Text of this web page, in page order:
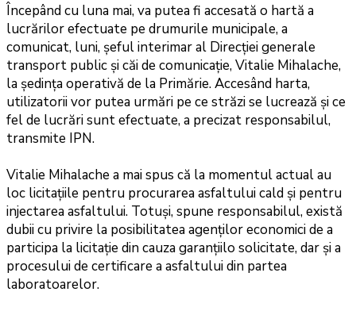
Începând cu luna mai, va putea fi accesată o hartă a
lucrărilor efectuate pe drumurile municipale, a
comunicat, luni, șeful interimar al Direcției generale
transport public și căi de comunicație, Vitalie Mihalache,
la şedinţa operativă de la Primărie. Accesând harta,
utilizatorii vor putea urmări pe ce străzi se lucrează și ce
fel de lucrări sunt efectuate, a precizat responsabilul,
transmite IPN.
Vitalie Mihalache a mai spus că la momentul actual au
loc licitațiile pentru procurarea asfaltului cald și pentru
injectarea asfaltului. Totuși, spune responsabilul, există
dubii cu privire la posibilitatea agenților economici de a
participa la licitație din cauza garanțiilo solicitate, dar și a
procesului de certificare a asfaltului din partea
laboratoarelor.